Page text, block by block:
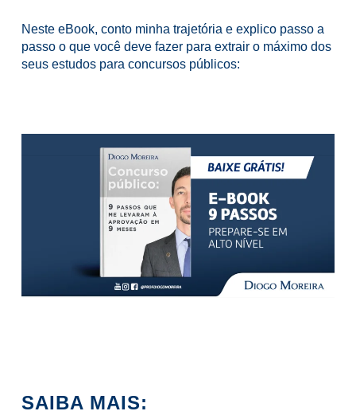
Neste eBook, conto minha trajetória e explico passo a
passo o que você deve fazer para extrair o máximo dos
seus estudos para concursos públicos:
SAIBA MAIS: